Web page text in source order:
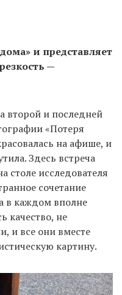
и представляет
—
второй и последней
«Потеря
на афише, и
Здесь встреча
столе исследователя
сочетание
в каждом вполне
качество, не
и все они вместе
картину.